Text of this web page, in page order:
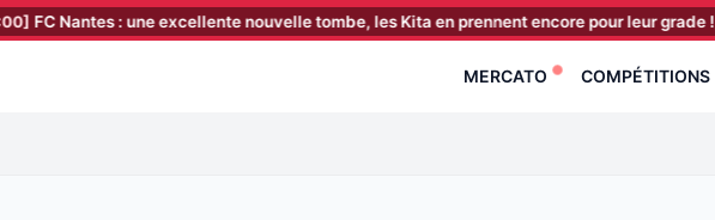
: une excellente nouvelle tombe, les Kita en prennent encore pour leur grade ! [18:40]
MERCATO COMPÉTITIONS